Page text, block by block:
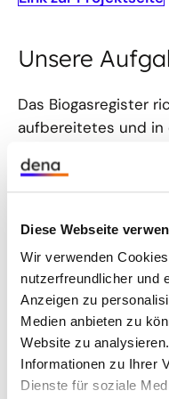
Diese Webseite
Wir verwenden
nutzerfreundlicher und
Anzeigen zu
Medien anbieten zu
Website zu
Informationen zu Ihrer
Dienste für soziale
Unsere
Das Biogasregister
aufbereitetes und in
eingespeistes
verbrauchen. Es
von Nachweisen für
Biomethan,
die Strom- und
die Einsparung
erneuerbarer
Kälteerzeugung
das europäische